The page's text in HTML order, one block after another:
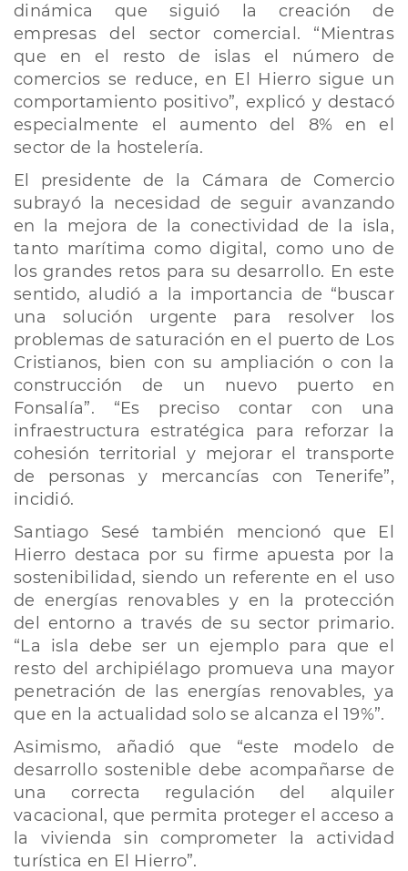
dinámica que siguió la creación de
empresas del sector comercial. “Mientras
que en el resto de islas el número de
comercios se reduce, en El Hierro sigue un
comportamiento positivo”, explicó y destacó
especialmente el aumento del 8% en el
sector de la hostelería.
El presidente de la Cámara de Comercio
subrayó la necesidad de seguir avanzando
en la mejora de la conectividad de la isla,
tanto marítima como digital, como uno de
los grandes retos para su desarrollo. En este
sentido, aludió a la importancia de “buscar
una solución urgente para resolver los
problemas de saturación en el puerto de Los
Cristianos, bien con su ampliación o con la
construcción de un nuevo puerto en
Fonsalía”. “Es preciso contar con una
infraestructura estratégica para reforzar la
cohesión territorial y mejorar el transporte
de personas y mercancías con Tenerife”,
incidió.
Santiago Sesé también mencionó que El
Hierro destaca por su firme apuesta por la
sostenibilidad, siendo un referente en el uso
de energías renovables y en la protección
del entorno a través de su sector primario.
“La isla debe ser un ejemplo para que el
resto del archipiélago promueva una mayor
penetración de las energías renovables, ya
que en la actualidad solo se alcanza el 19%”.
Asimismo, añadió que “este modelo de
desarrollo sostenible debe acompañarse de
una correcta regulación del alquiler
vacacional, que permita proteger el acceso a
la vivienda sin comprometer la actividad
turística en El Hierro”.